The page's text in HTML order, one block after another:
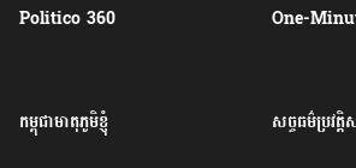
Politico 360 One-
កម្ពុជាមាតុភូមិខ្ញុំ សច្ចធម៌ប្រវត្តិ